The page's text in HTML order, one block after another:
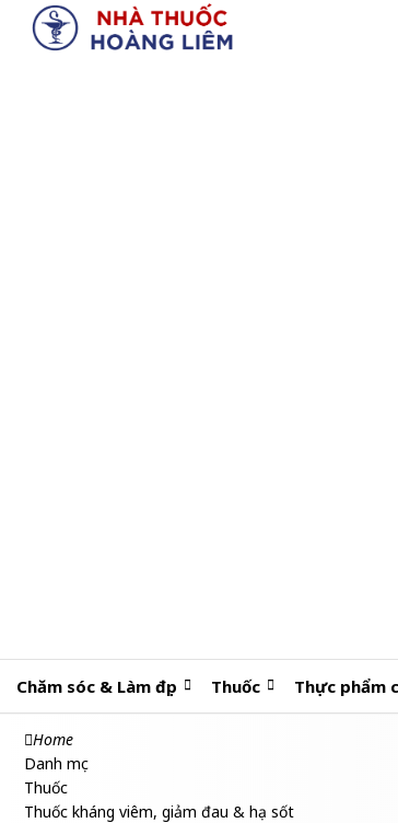
Chăm sóc & Làm đẹp Thuốc Thực phẩm
Home
Danh mục
Thuốc
Thuốc kháng viêm, giảm đau & hạ sốt